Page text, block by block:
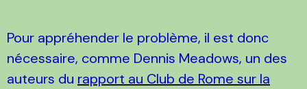
Pour appréhender le problème, il est donc
nécessaire, comme Dennis Meadows, un des
auteurs du rapport au Club de Rome sur la